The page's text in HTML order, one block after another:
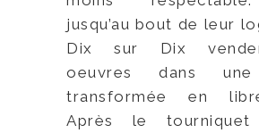
jusqu’au bout de leur
Dix sur Dix
oeuvres dans
transformée en
Après le tourniquet